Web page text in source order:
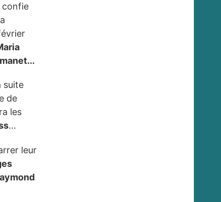
confie
suite
de
les
...
leur